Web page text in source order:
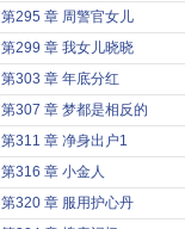
第295 章 周警官女儿
第299 章 我女儿晓晓
第303 章 年底分红
第307 章 梦都是相反的
第311 章 净身出户1
第316 章 小金人
第320 章 服用护心丹